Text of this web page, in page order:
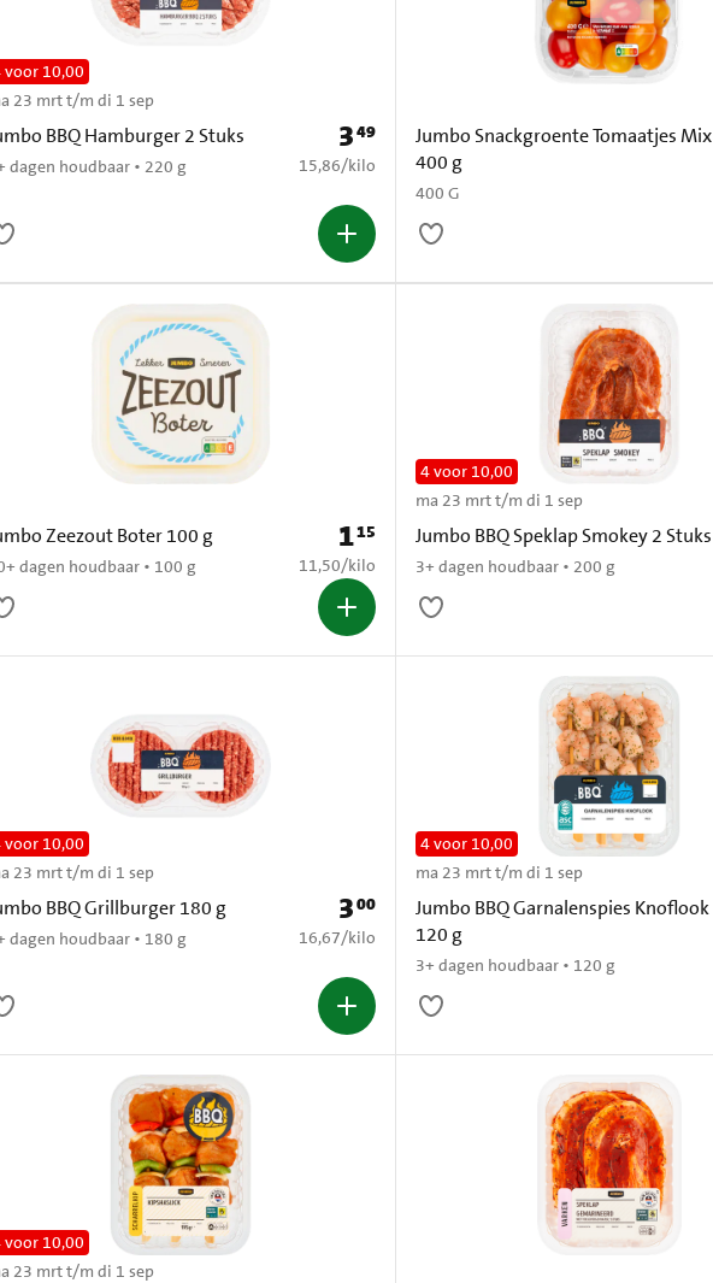
BBQ Hamburger 2 Stuks
dagen houdbaar • 220 g
voor 10,00
23 mrt t/m di 1 sep
Prijs: € 3,49
349
€ 15,86 per kilo
15,86/kilo
Jumbo Snackgroente Tomaatjes Mix
400 g
400 G
Zeezout Boter 100 g
dagen houdbaar • 100 g
Prijs: € 1,15
115
€ 11,50 per kilo
11,50/kilo
Jumbo BBQ Speklap Smokey 2 Stuks
3+ dagen houdbaar • 200 g
4 voor 10,00
ma 23 mrt t/m di 1 sep
BBQ Grillburger 180 g
dagen houdbaar • 180 g
voor 10,00
23 mrt t/m di 1 sep
Prijs: € 3,00
300
€ 16,67 per kilo
16,67/kilo
Jumbo BBQ Garnalenspies Knoflook
120 g
3+ dagen houdbaar • 120 g
4 voor 10,00
ma 23 mrt t/m di 1 sep
voor 10,00
23 mrt t/m di 1 sep